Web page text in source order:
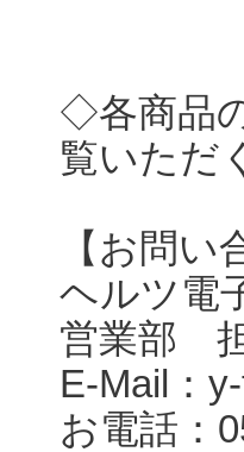
◇各商品
覧いただ
【お問い
ヘルツ電
営業部
E-Mail：
お電話：